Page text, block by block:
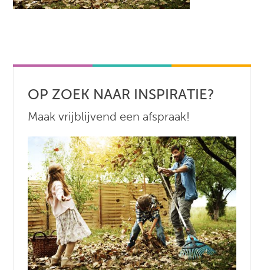
OP ZOEK NAAR INSPIRATIE?
Maak vrijblijvend een afspraak!